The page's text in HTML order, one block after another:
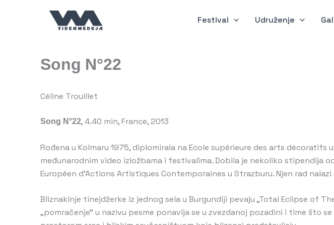
Festival Udruženje
Song N°22
Céline Trouillet
Song N°22, 4.40 min, France, 2013
Rođena u Kolmaru 1975, diplomirala na Ecole supérieure des arts
međunarodnim video izložbama i festivalima. Dobila je nekoliko stipendija
Européen d’Actions Artistiques Contemporaines u Strazburu. Njen rad
Bliznakinje tinejdžerke iz jednog sela u Burgundiji pevaju „Total Eclipse of
„pomračenje” u nazivu pesme ponavlja se u zvezdanoj pozadini i time što